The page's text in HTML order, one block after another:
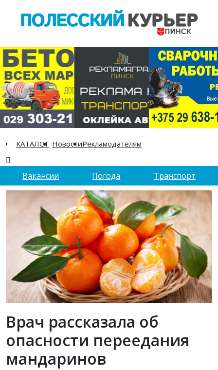
КАТАЛОГ НовостиРекламодателям
Вакансии Погода Транспорт
Врач рассказала об
опасности переедания
мандаринов